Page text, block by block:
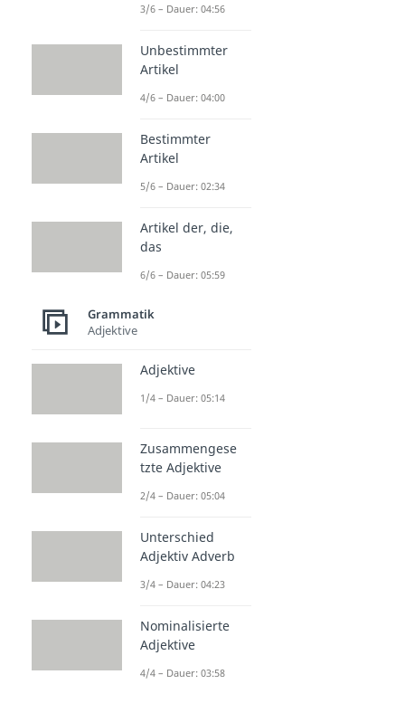
3/6 – Dauer: 04:56
Unbestimmter
Artikel
4/6 – Dauer: 04:00
Bestimmter
Artikel
5/6 – Dauer: 02:34
Artikel der, die,
das
6/6 – Dauer: 05:59
Grammatik
Adjektive
Adjektive
1/4 – Dauer: 05:14
Zusammengese
tzte Adjektive
2/4 – Dauer: 05:04
Unterschied
Adjektiv Adverb
3/4 – Dauer: 04:23
Nominalisierte
Adjektive
4/4 – Dauer: 03:58